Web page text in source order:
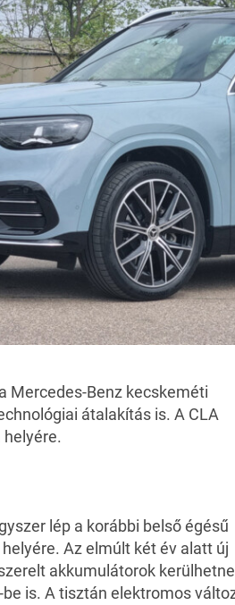
Mercedes-Benz kecskeméti
átalakítás is. A CLA
lép a korábbi belső égésű
Az elmúlt két év alatt új
akkumulátorok
is. A tisztán elektromos